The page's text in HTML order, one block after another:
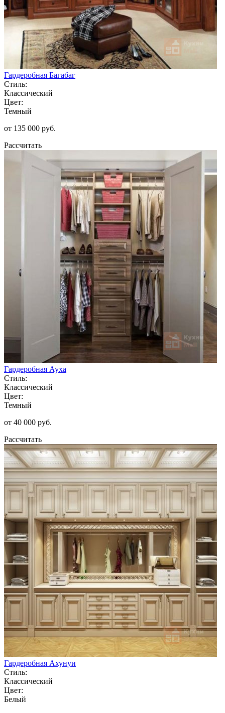
Гардеробная Багабаг
Стиль:
Классический
Цвет:
Темный
от 135 000 руб.
Рассчитать
Гардеробная Ауха
Стиль:
Классический
Цвет:
Темный
от 40 000 руб.
Рассчитать
Гардеробная Ахунуи
Стиль:
Классический
Цвет:
Белый